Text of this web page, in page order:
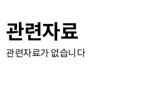
관련자료
관련자료가 없습니다